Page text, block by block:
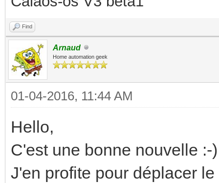
Find
Arnaud
Home automation geek
01-04-2016, 11:44 AM
Hello,
C'est une bonne nouvelle :-)
J'en profite pour déplacer